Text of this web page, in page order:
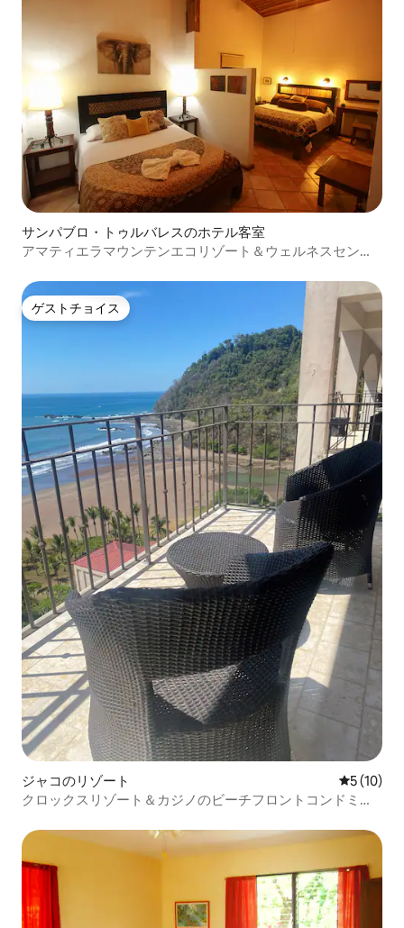
サンパブロ・トゥルバレスのホテル客室
アマティエラマウンテンエコリゾート＆ウェルネスセンタ
ゲストチョイス
ゲストチョイス
ジャコのリゾート レビュー
5 (10)
クロックスリゾート＆カジノのビーチフロントコンドミニ